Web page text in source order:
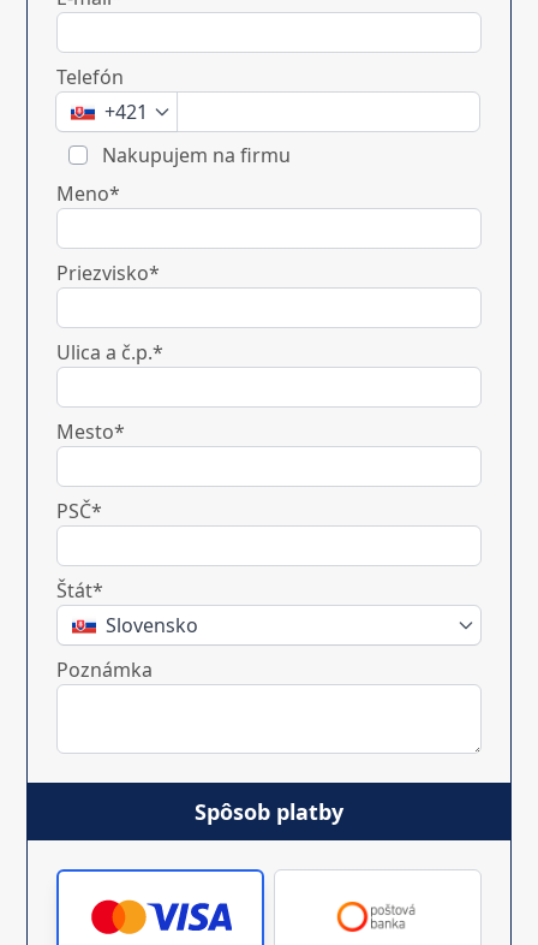
Telefón
+421
Nakupujem na firmu
Meno*
Priezvisko*
Ulica a č.p.*
Mesto*
PSČ*
Štát*
Slovensko
Poznámka
Spôsob platby